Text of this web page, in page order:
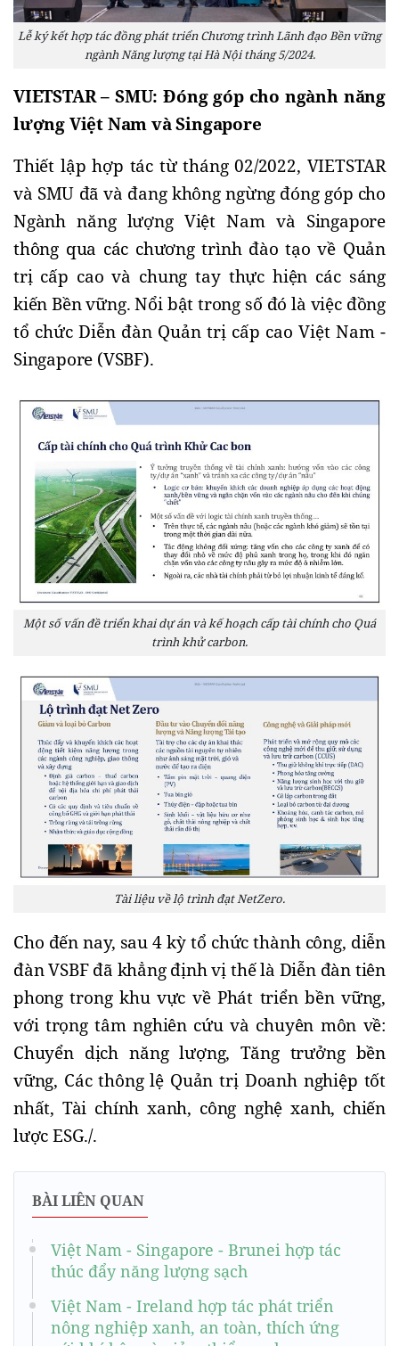
Lễ ký kết hợp tác đồng phát triển Chương trình Lãnh đạo Bền vững
ngành Năng lượng tại Hà Nội tháng 5/2024.
VIETSTAR – SMU: Đóng góp cho ngành năng
lượng Việt Nam và Singapore
Thiết lập hợp tác từ tháng 02/2022, VIETSTAR
và SMU đã và đang không ngừng đóng góp cho
Ngành năng lượng Việt Nam và Singapore
thông qua các chương trình đào tạo về Quản
trị cấp cao và chung tay thực hiện các sáng
kiến Bền vững. Nổi bật trong số đó là việc đồng
tổ chức Diễn đàn Quản trị cấp cao Việt Nam -
Singapore (VSBF).
Một số vấn đề triển khai dự án và kế hoạch cấp tài chính cho Quá
trình khử carbon.
Tài liệu về lộ trình đạt NetZero.
Cho đến nay, sau 4 kỳ tổ chức thành công, diễn
đàn VSBF đã khẳng định vị thế là Diễn đàn tiên
phong trong khu vực về Phát triển bền vững,
với trọng tâm nghiên cứu và chuyên môn về:
Chuyển dịch năng lượng, Tăng trưởng bền
vững, Các thông lệ Quản trị Doanh nghiệp tốt
nhất, Tài chính xanh, công nghệ xanh, chiến
lược ESG./.
BÀI LIÊN QUAN
Việt Nam - Singapore - Brunei hợp tác
thúc đẩy năng lượng sạch
Việt Nam - Ireland hợp tác phát triển
nông nghiệp xanh, an toàn, thích ứng